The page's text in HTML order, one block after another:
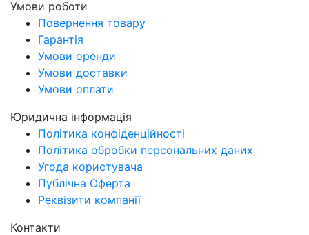
Умови роботи
Повернення товару
Гарантія
Умови оренди
Умови доставки
Умови оплати
Юридична інформація
Політика конфіденційності
Політика обробки персональних даних
Угода користувача
Публічна Оферта
Реквізити компанії
Контакти